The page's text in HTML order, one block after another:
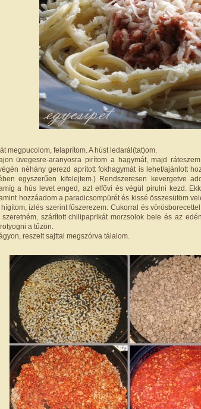
megpucolom, felaprítom. A húst ledarál(tat)om.
üvegesre-aranyosra pirítom a hagymát, majd
néhány gerezd aprított fokhagymát is lehet/ajánlott
egyszerűen kifelejtem.) Rendszeresen kevergetve
a hús levet enged, azt elfővi és végül pirulni kezd.
hozzáadom a paradicsompürét és kissé összesütöm
ízlés szerint fűszerezem. Cukorral és
szeretném, szárított chilipaprikát morzsolok bele és az
a tűzön.
reszelt sajttal megszórva tálalom.